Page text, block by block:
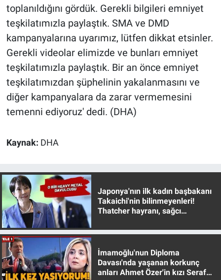
toplanıldığını gördük. Gerekli bilgileri emniyet
teşkilatımızla paylaştık. SMA ve DMD
kampanyalarına uyarımız, lütfen dikkat etsinler.
Gerekli videolar elimizde ve bunları emniyet
teşkilatımızla paylaştık. Bir an önce emniyet
teşkilatımızdan şüphelinin yakalanmasını ve
diğer kampanyalara da zarar vermemesini
temenni ediyoruz' dedi. (DHA)
Kaynak: DHA
Japonya'nın ilk kadın başbakanı
Takaichi'nin bilinmeyenleri!
Thatcher hayranı, sağcı
İmamoğlu'nun Diploma
Davası'nda yaşanan korkunç
anları Ahmet Özer'in kızı Seraf
Türkiye'nin Gündemi
Yerel Gündem
Yerel Yaşam
Canlı Yayın